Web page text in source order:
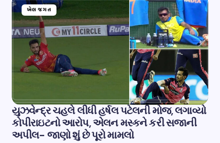
ખેલ જગત
યુઝવેન્દ્ર ચહલે લીધી હર્ષલ પટેલની મોજ, લગાવ્યો
કોપીરાઇટનો આરોપ, એલન મસ્કને કરી સજાની
અપીલ- જાણો શું છે પૂરો મામલો